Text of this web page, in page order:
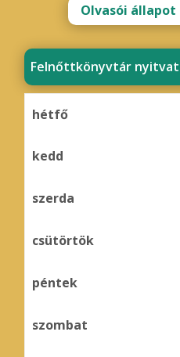
Olvasói
Felnőttkönyvtár
hétfő
kedd
szerda
csütörtök
péntek
szombat